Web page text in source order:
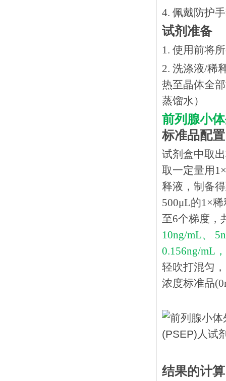
4. 佩戴防护
试剂准备
1. 使用前将
2. 洗涤液/稀
热⾄晶体全
蒸馏水）
前列腺小
标准品配置
试剂盒中取
取一定量用
释液，制备
500μL的1×
至6个梯度，
10ng/mL、
0.156ng/mL，
轻吹打混匀
浓度标准品
结果的计算